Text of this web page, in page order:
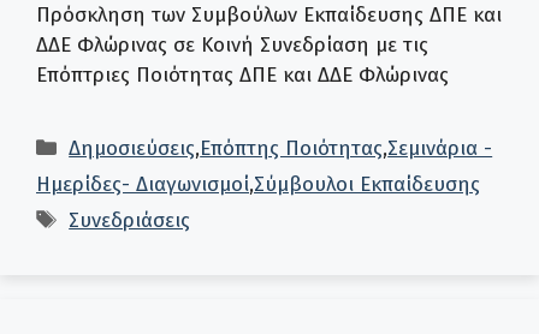
Πρόσκληση των Συμβούλων Εκπαίδευσης ΔΠΕ και
ΔΔΕ Φλώρινας σε Κοινή Συνεδρίαση με τις
Επόπτριες Ποιότητας ΔΠΕ και ΔΔΕ Φλώρινας
Κατηγορίες
Δημοσιεύσεις,Επόπτης Ποιότητας,Σεμινάρια -
Ημερίδες- Διαγωνισμοί,Σύμβουλοι Εκπαίδευσης
Ετικέτες
Συνεδριάσεις